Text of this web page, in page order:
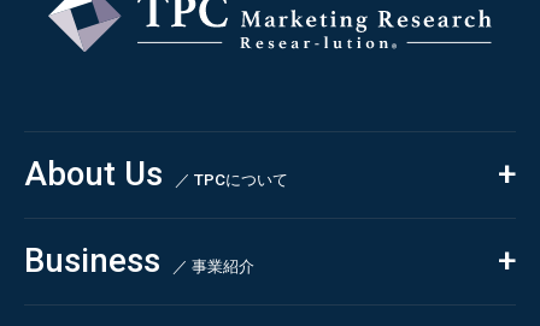
About Us ／ TPCについて
私たちの強み
会社概要・沿革
CSR
Business ／ 事業紹介
コンサルティング